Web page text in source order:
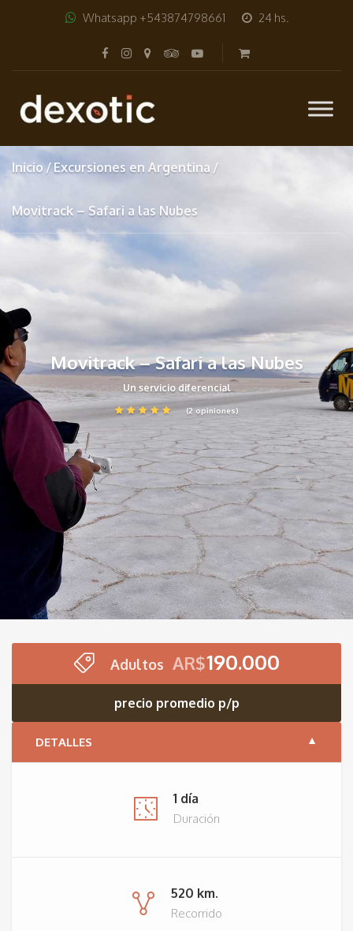
Whatsapp +543874798661 24 hs.
Inicio Excursiones en Argentina
Movitrack – Safari a las Nubes
Movitrack – Safari a las Nubes
Un servicio diferencial
(2 opiniones)
Adultos AR$190.000
precio promedio p/p
DETALLES
1 día
Duración
520 km.
Recorrido